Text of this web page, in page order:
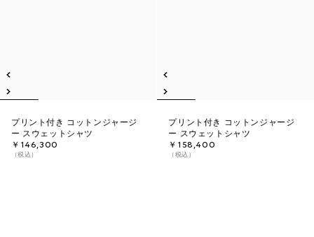
プリント付き コットンジャージ
ー スウェットシャツ
￥146,300
（税込）
プリント付き コットンジャージ
ー スウェットシャツ
￥158,400
（税込）